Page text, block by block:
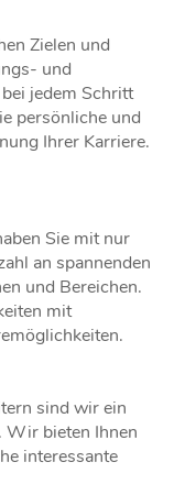
Zielen und
und
jedem Schritt
persönliche und
Ihrer Karriere.
Sie mit nur
an spannenden
und Bereichen.
mit
sind wir ein
Wir bieten Ihnen
interessante